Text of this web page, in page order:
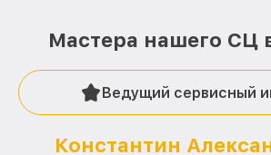
Мастера нашего СЦ
Ведущий сервисный
Константин